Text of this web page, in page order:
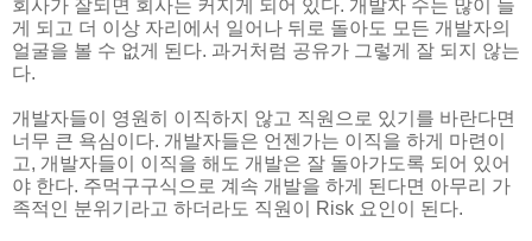
회사가 잘되면 회사는 커지게 되어 있다. 개발자 수는 많이 늘
게 되고 더 이상 자리에서 일어나 뒤로 돌아도 모든 개발자의
얼굴을 볼 수 없게 된다. 과거처럼 공유가 그렇게 잘 되지 않는
다.
개발자들이 영원히 이직하지 않고 직원으로 있기를 바란다면
너무 큰 욕심이다. 개발자들은 언젠가는 이직을 하게 마련이
고, 개발자들이 이직을 해도 개발은 잘 돌아가도록 되어 있어
야 한다. 주먹구구식으로 계속 개발을 하게 된다면 아무리 가
족적인 분위기라고 하더라도 직원이 Risk 요인이 된다.